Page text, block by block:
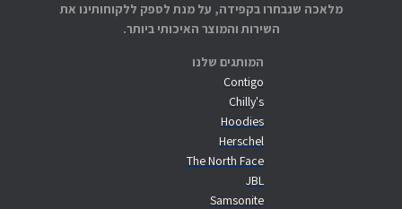
המותגים שלנו
Contigo
Chilly's
Hoodies
Herschel
The North Face
JBL
Samsonite
מלאכה שנבחרו בקפידה, על מנת לספק ללקוחותינו את
השירות והמוצר האיכותי ביותר.